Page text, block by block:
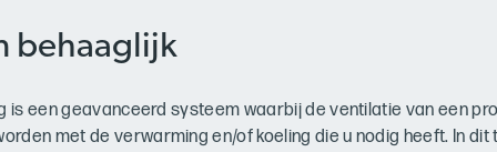
behaaglijk
is een geavanceerd systeem waarbij de ventilatie van een
met de verwarming en/of koeling die u nodig heeft. In